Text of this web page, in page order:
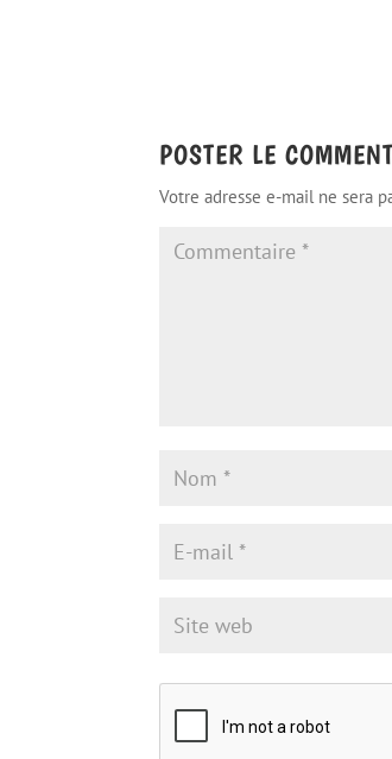
POSTER LE
Votre adresse e-mail ne sera